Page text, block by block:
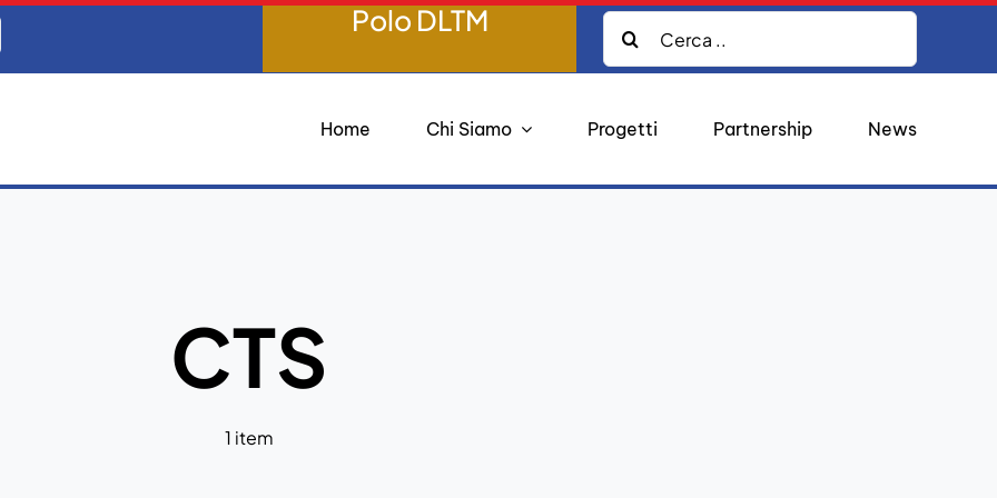
Polo DLTM
Home Chi Siamo Progetti Partnership News
CTS
1 item